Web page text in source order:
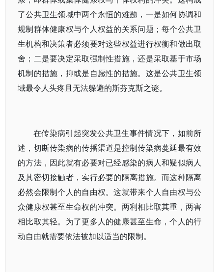
了公共卫生领域中两个永恒的难题，一是如何协调和
规制群体健康权与个人权益的关系问题；每个公共卫
生机构和决策者必须要对这些权益进行权衡和做出取
舍；二是要决定采取强制性措施，还是采取基于市场
机制的措施，抑或是自愿性的措施。这是公共卫生领
域最令人头疼且无法躲避的斯芬克斯之谜。
在传染病引起突发公共卫生事件情况下，如前所
述，切断传染病的传播渠道是控制传染病蔓延最有效
的方法，因此就有必要对已经感染的病人和疑似病人
及其密切接触者，实行必要的隔离措施。而这种隔离
必然会限制个人的自由权。这就带来个人自由权与公
众健康权甚至生命权的冲突。两利相比取其重，两害
相比取其轻。为了更多人的健康甚至生命，个人的行
动自由就需要依法被加以适当的限制。